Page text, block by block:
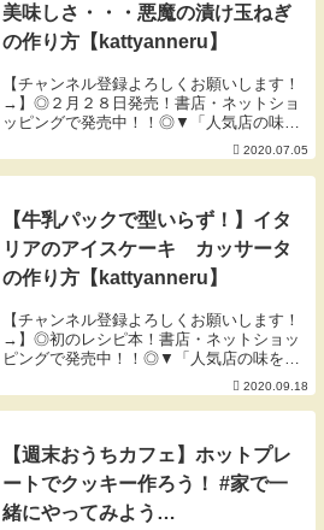
美味しさ・・・悪魔の漬け玉ねぎ
の作り方【kattyanneru】
【チャンネル登録よろしくお願いします！
→】◎２月２８日発売！書店・ネットショ
ッピングで発売中！！◎▼「人気店の味を
おうちで！週末が楽しくなる再現ごはん」
▼【７月の目標】早寝早起き。夏バテ防
止。 byかっちゃん▼今回使用した材料
2020.07.05
【牛乳パックで型いらず！】イタ
リアのアイスケーキ カッサータ
の作り方【kattyanneru】
【チャンネル登録よろしくお願いします！
→】◎初のレシピ本！書店・ネットショッ
ピングで発売中！！◎▼「人気店の味をお
うちで！週末が楽しくなる再現ごはん」
▼【７月の目標】早寝早起き。夏バテ防
止。 byかっちゃん▼今回使用した材料
2020.09.18
【週末おうちカフェ】ホットプレ
ートでクッキー作ろう！ #家で一
緒にやってみよう